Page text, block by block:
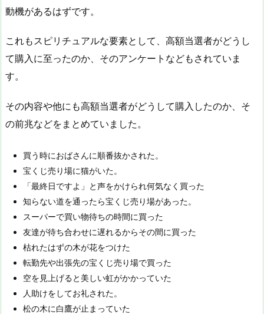
動機があるはずです。
これもスピリチュアルな要素として、高額当選者がどうし
て購入に至ったのか、そのアンケートなどもされていま
す。
その内容や他にも高額当選者がどうして購入したのか、そ
の前兆などをまとめていました。
買う時におばさんに順番抜かされた。
宝くじ売り場に猫がいた。
「最終日ですよ」と声をかけられ何気なく買った
知らない道を通ったら宝くじ売り場があった。
スーパーで買い物待ちの時間に買った
友達が待ち合わせに遅れるからその間に買った
枯れたはずの木が花をつけた
転勤先や出張先の宝くじ売り場で買った
空を見上げると美しい虹がかかっていた
人助けをしてお礼された。
松の木に白鷹が止まっていた